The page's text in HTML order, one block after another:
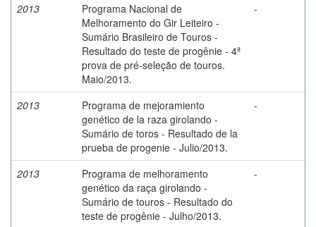
2013
Programa Nacional de
Melhoramento do Gir Leiteiro -
Sumário Brasileiro de Touros -
Resultado do teste de progênie - 4ª
prova de pré-seleção de touros.
Maio/2013.
-
2013
Programa de mejoramiento
genético de la raza girolando -
Sumário de toros - Resultado de la
prueba de progenie - Julio/2013.
-
2013
Programa de melhoramento
genético da raça girolando -
Sumário de touros - Resultado do
teste de progênie - Julho/2013.
-